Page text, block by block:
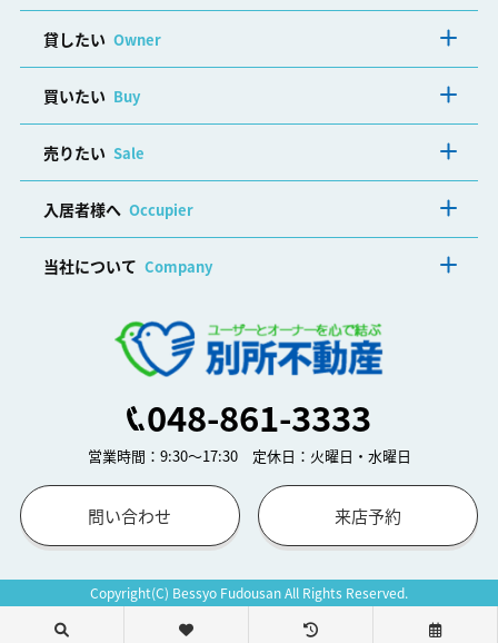
貸したい Owner
買いたい Buy
売りたい Sale
入居者様へ Occupier
当社について Company
048-861-3333
営業時間：9:30～17:30 定休日：火曜日・水曜日
問い合わせ 来店予約
Copyright(C) Bessyo Fudousan All Rights Reserved.